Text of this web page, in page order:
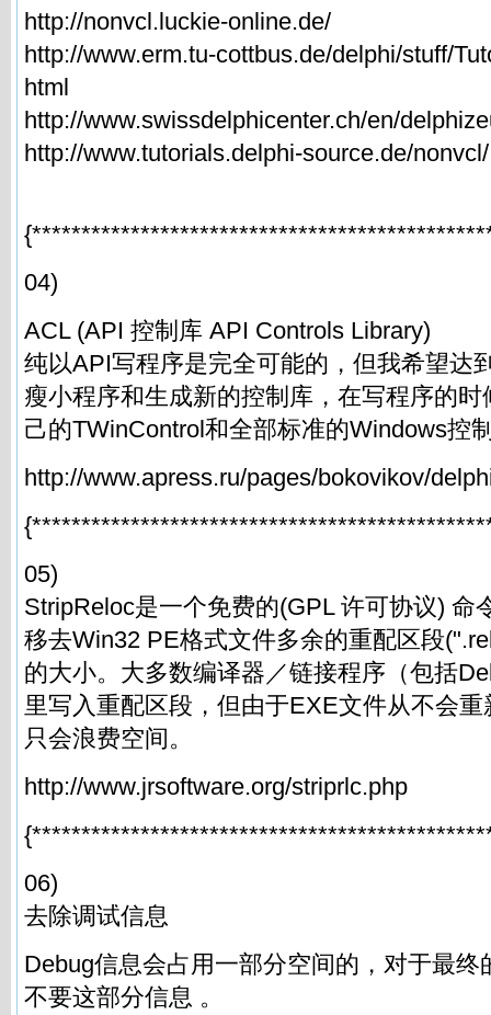
http://nonvcl.luckie-online.de/
http://www.erm.tu-cottbus.de/delphi/stuff/
html
http://www.swissdelphicenter.ch/en/
http://www.tutorials.delphi-source.de/nonvcl/
04)
ACL (API 控制库 API Controls Library)
纯以API写程序是完全可能的，但我希望
瘦小程序和生成新的控制库，在写程序的
己的TWinControl和全部标准的Windows控
http://www.apress.ru/pages/bokovikov/
05)
StripReloc是一个免费的(GPL 许可协议) 命
移去Win32 PE格式文件多余的重配区段
的大小。大多数编译器／链接程序（包括
里写入重配区段，但由于EXE文件从不会
只会浪费空间。
http://www.jrsoftware.org/striprlc.php
06)
去除调试信息
Debug信息会占用一部分空间的，对于最终
不要这部分信息 。